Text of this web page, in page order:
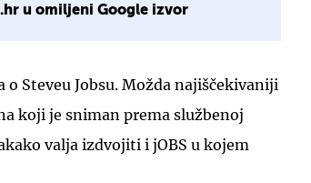
u omiljeni Google izvor
Steveu Jobsu. Možda najiščekivaniji
koji je sniman prema službenoj
valja izdvojiti i jOBS u kojem